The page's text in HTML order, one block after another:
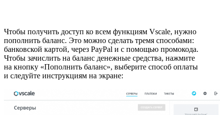
Чтобы получить доступ ко всем функциям Vscale, нужно
пополнить баланс. Это можно сделать тремя способами:
банковской картой, через PayPal и с помощью промокода.
Чтобы зачислить на баланс денежные средства, нажмите
на кнопку «Пополнить баланс», выберите способ оплаты
и следуйте инструкциям на экране: